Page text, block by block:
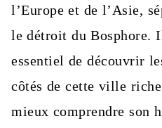
l’Europe et de l’Asie,
le détroit du Bosphore.
essentiel de découvrir
côtés de cette ville
mieux comprendre son